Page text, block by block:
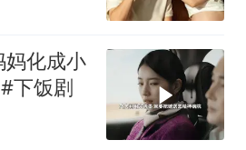
化成小
下饭剧